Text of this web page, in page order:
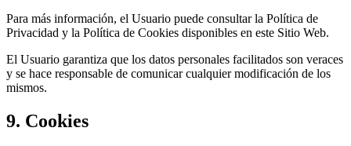
Para más información, el Usuario puede consultar la Política de
Privacidad y la Política de Cookies disponibles en este Sitio Web.
El Usuario garantiza que los datos personales facilitados son veraces
y se hace responsable de comunicar cualquier modificación de los
mismos.
9. Cookies